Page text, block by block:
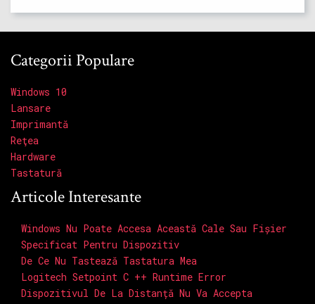
Categorii Populare
Windows 10
Lansare
Imprimantă
Reţea
Hardware
Tastatură
Articole Interesante
Windows Nu Poate Accesa Această Cale Sau Fișier
Specificat Pentru Dispozitiv
De Ce Nu Tastează Tastatura Mea
Logitech Setpoint C ++ Runtime Error
Dispozitivul De La Distanță Nu Va Accepta